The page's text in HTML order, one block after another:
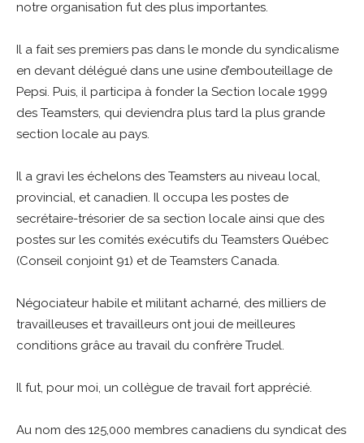
notre organisation fut des plus importantes.
Il a fait ses premiers pas dans le monde du syndicalisme
en devant délégué dans une usine d’embouteillage de
Pepsi. Puis, il participa à fonder la Section locale 1999
des Teamsters, qui deviendra plus tard la plus grande
section locale au pays.
Il a gravi les échelons des Teamsters au niveau local,
provincial, et canadien. Il occupa les postes de
secrétaire-trésorier de sa section locale ainsi que des
postes sur les comités exécutifs du Teamsters Québec
(Conseil conjoint 91) et de Teamsters Canada.
Négociateur habile et militant acharné, des milliers de
travailleuses et travailleurs ont joui de meilleures
conditions grâce au travail du confrère Trudel.
Il fut, pour moi, un collègue de travail fort apprécié.
Au nom des 125,000 membres canadiens du syndicat des